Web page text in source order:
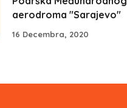
aerodroma "Sarajevo"
16 Decembra, 2020